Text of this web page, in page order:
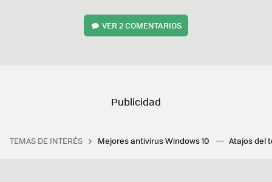
VER2 COMENTARIOS
TEMAS DE INTERÉS Mejores antivirus Windows 10 Atajos del